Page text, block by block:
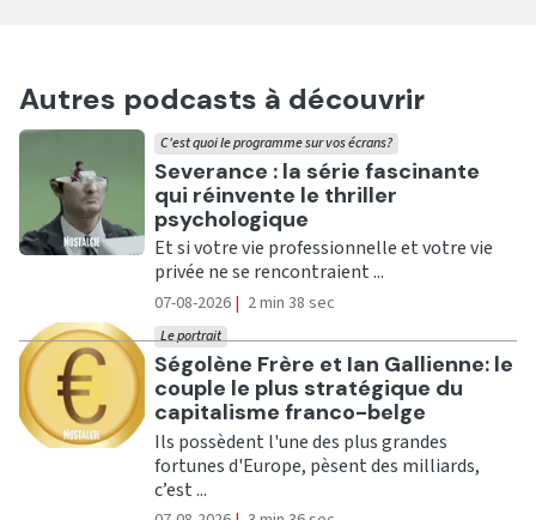
Autres podcasts à découvrir
Ecouter
Severance : la série fascinante
qui réinvente le thriller
psychologique
C'est quoi le programme sur vos écrans?
Et si votre vie professionnelle et votre vie
privée ne se rencontraient ...
07-08-2026 | 2 min 38 sec
Ecouter
Ségolène Frère et Ian Gallienne: le
couple le plus stratégique du
capitalisme franco-belge
Le portrait
Ils possèdent l'une des plus grandes
fortunes d'Europe, pèsent des milliards,
c’est ...